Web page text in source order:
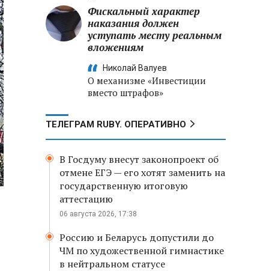
Фискальный характер
наказания должен
уступать месту реальным
вложениям
Николай Валуев
О механизме «Инвестиции
вместо штрафов»
ТЕЛЕГРАМ RUBY. ОПЕРАТИВНО
В Госдуму внесут законопроект об
отмене ЕГЭ — его хотят заменить на
государственную итоговую
аттестацию
06 августа 2026, 17:38
Россию и Беларусь допустили до
ЧМ по художественной гимнастике
в нейтральном статусе